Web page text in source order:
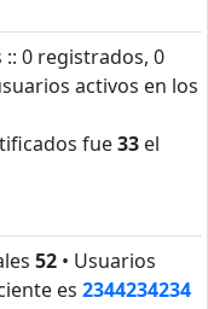
0 registrados, 0
activos en los
fue33 el
52 • Usuarios
es 2344234234